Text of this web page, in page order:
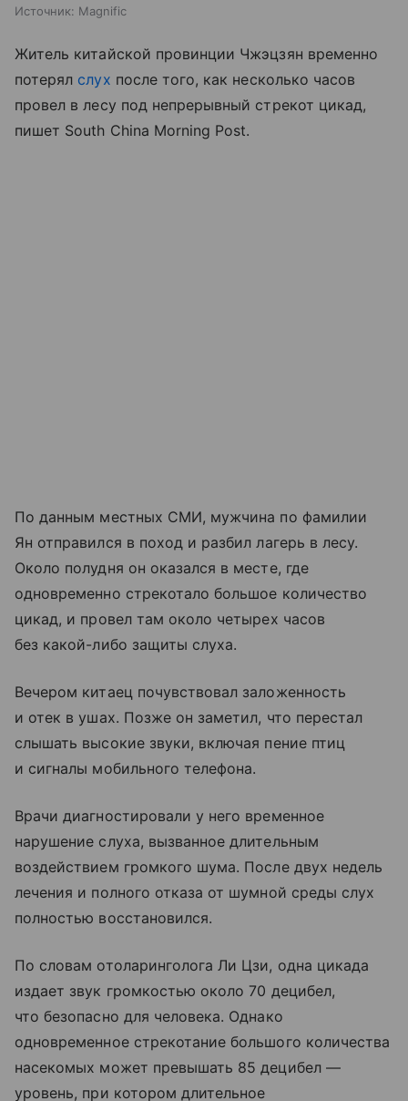
Источник: Magnific
Житель китайской провинции Чжэцзян временно
потерял слух после того, как несколько часов
провел в лесу под непрерывный стрекот цикад,
пишет South China Morning Post.
По данным местных СМИ, мужчина по фамилии
Ян отправился в поход и разбил лагерь в лесу.
Около полудня он оказался в месте, где
одновременно стрекотало большое количество
цикад, и провел там около четырех часов
без какой-либо защиты слуха.
Вечером китаец почувствовал заложенность
и отек в ушах. Позже он заметил, что перестал
слышать высокие звуки, включая пение птиц
и сигналы мобильного телефона.
Врачи диагностировали у него временное
нарушение слуха, вызванное длительным
воздействием громкого шума. После двух недель
лечения и полного отказа от шумной среды слух
полностью восстановился.
По словам отоларинголога Ли Цзи, одна цикада
издает звук громкостью около 70 децибел,
что безопасно для человека. Однако
одновременное стрекотание большого количества
насекомых может превышать 85 децибел —
уровень, при котором длительное